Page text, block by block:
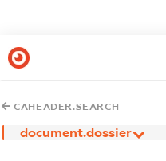
CAHEADER.SEARCH
document.dossier